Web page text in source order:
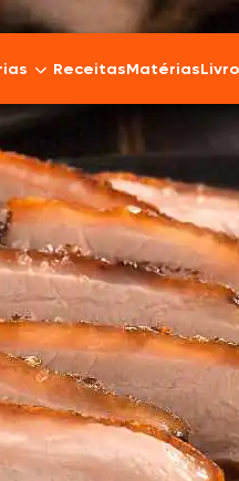
Suínas
e Embutidos
e Frutos do Mar
Vegetal
ReceitasMatérias